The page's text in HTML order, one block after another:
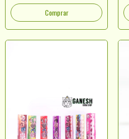
Comprar